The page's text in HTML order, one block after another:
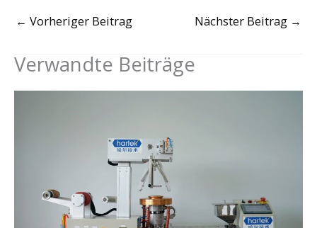
← Vorheriger Beitrag Nächster Beitrag →
Verwandte Beiträge